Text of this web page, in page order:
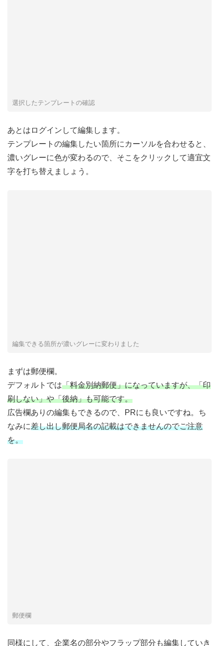
選択したテンプレートの確認
あとはログインして編集します。
テンプレートの編集したい箇所にカーソルを合わせると、
濃いグレーに色が変わるので、そこをクリックして適宜文
字を打ち替えましょう。
編集できる箇所が濃いグレーに変わりました
まずは郵便欄。
デフォルトでは「料金別納郵便」になっていますが、「印
刷しない」や「後納」も可能です。
広告欄ありの編集もできるので、PRにも良いですね。ち
なみに差し出し郵便局名の記載はできませんのでご注意
を。
郵便欄
同様にして、企業名の部分やフラップ部分も編集していき